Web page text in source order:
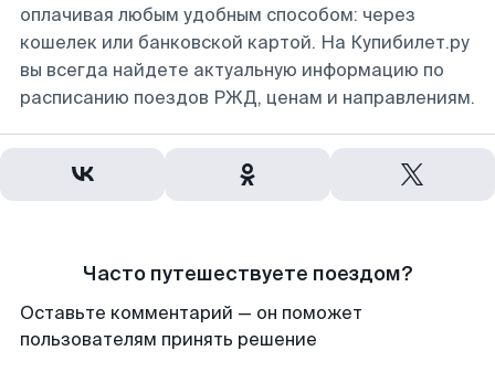
оплачивая любым удобным способом: через
кошелек или банковской картой. На Купибилет.ру
вы всегда найдете актуальную информацию по
расписанию поездов РЖД, ценам и направлениям.
Часто путешествуете поездом?
Оставьте комментарий — он поможет
пользователям принять решение